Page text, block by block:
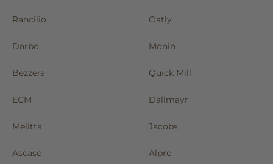
Rancilio Oatly
Darbo Monin
Bezzera Quick Mill
ECM Dallmayr
Melitta Jacobs
Ascaso Alpro